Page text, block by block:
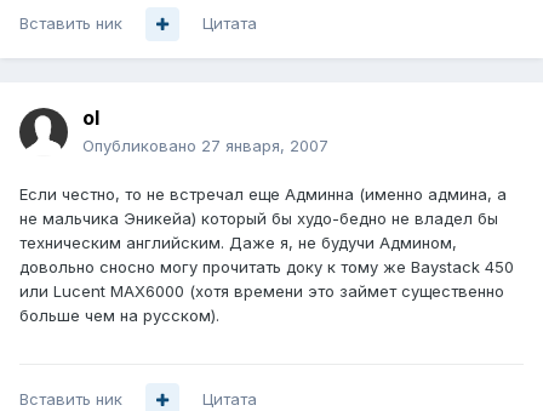
Вставить ник Цитата
ol
Опубликовано 27 января, 2007
Если честно, то не встречал еще Админна (именно админа, а
не мальчика Эникейа) который бы худо-бедно не владел бы
техническим английским. Даже я, не будучи Админом,
довольно сносно могу прочитать доку к тому же Baystack 450
или Lucent MAX6000 (хотя времени это займет существенно
больше чем на русском).
Вставить ник Цитата